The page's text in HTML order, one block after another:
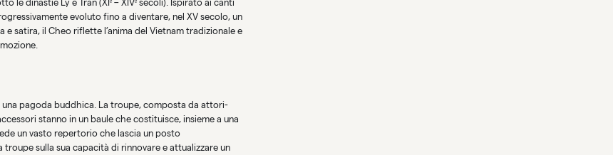
dinastie Ly e Tran (XIᵉ – XIVᵉ secoli). Ispirato ai canti
evoluto fino a diventare, nel XV secolo, un
satira, il Cheo riflette l’anima del Vietnam tradizionale e
pagoda buddhica. La troupe, composta da attori-
stanno in un baule che costituisce, insieme a una
un vasto repertorio che lascia un posto
sulla sua capacità di rinnovare e attualizzare un